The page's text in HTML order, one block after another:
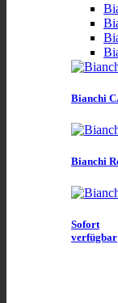
Bianchi
Bianchi
Sofort
verfügbar